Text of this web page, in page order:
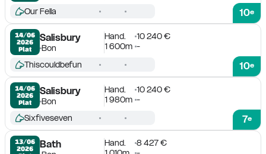
10e
Our Fella
14/06
2026
Plat
Salisbury
Bon
Hand.
10 240 €
1 600m -
10e
Thiscouldbefun
14/06
2026
Plat
Salisbury
Bon
Hand.
10 240 €
1 980m -
7e
Sixfiveseven
13/06
2026
Bath Hand.
8 427 €